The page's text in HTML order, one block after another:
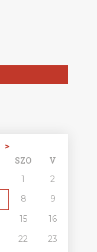
>
SZO V
1
2
8
9
15
16
22
23